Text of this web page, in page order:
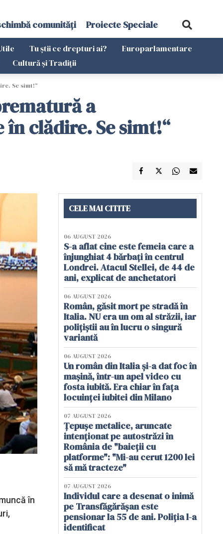
comunități Proiecte Speciale
Tu știi ce drepturi ai?
Europarlamentare
Cultură și Tradiții
Se simt!“
a
clădire. Se simt!“
în
CELE MAI CITITE
06 AUGUST 2026
S-a aflat cine este femeia care a
înjunghiat 4 bărbați în centrul
Londrei. Atacul Stellei, de 44 de
ani, explicat de anchetatori
06 AUGUST 2026
Român, găsit mort pe stradă în
Italia. NU era un om al străzii, iar
polițiștii au în lucru o singură
variantă
06 AUGUST 2026
Un român din Italia și-a dat foc în
mașină, într-un apel video cu
fosta iubită. Era chiar în fața
locuinței iubitei din Milano
07 AUGUST 2026
Țepușe metalice, aruncate
intenționat pe autostrăzi în
România de "baieții cu
platforme": "Mi-au cerut 1200 lei
să mă tracteze"
07 AUGUST 2026
Individul care a desenat o inimă
pe Transfăgărășan este
pensionar la 55 de ani. Poliția l-a
identificat